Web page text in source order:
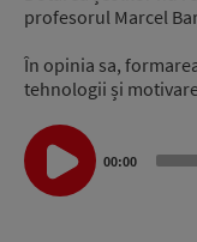
profesorul Marcel
În opinia sa,
tehnologii și
Audio
Player
00:00